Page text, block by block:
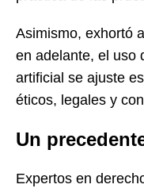
Asimismo, exhortó
en adelante, el uso
artificial se ajuste
éticos, legales y
Un
Expertos en